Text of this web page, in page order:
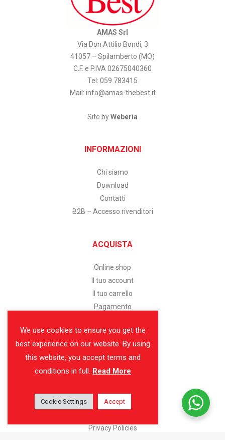
AMAS Srl
Via Don Attilio Bondi, 3
41057 – Spilamberto (MO)
C.F. e P.IVA 02675040360
Tel: 059 783415
Mail: info@amas-thebest.it
Site byWeberia
INFORMAZIONI
Chi siamo
Download
Contatti
B2B – Accesso rivenditori
ACQUISTA
Online shop
Il tuo account
Il tuo carrello
Pagamento
SERVIZIO CLIENTI
Assistenza clienti
Modalità di pagamento
Reso facile
Privacy Policies
We use cookies to ensure you get the
best experience on our website. By using
this website, you accept terms and
conditions in full. Read More
Cookie Settings Accept